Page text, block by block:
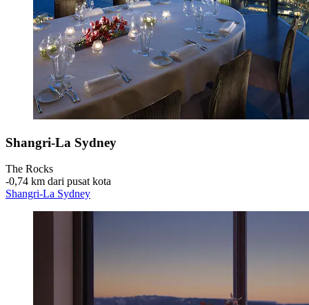
Shangri-La Sydney
The Rocks
‐0,74 km dari pusat kota
Shangri-La Sydney